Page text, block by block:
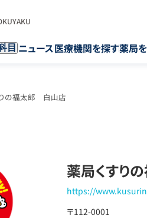
目 ニュース医療機関を探す薬局
の福太郎 白山店
薬局くすり
https://
〒112-0001